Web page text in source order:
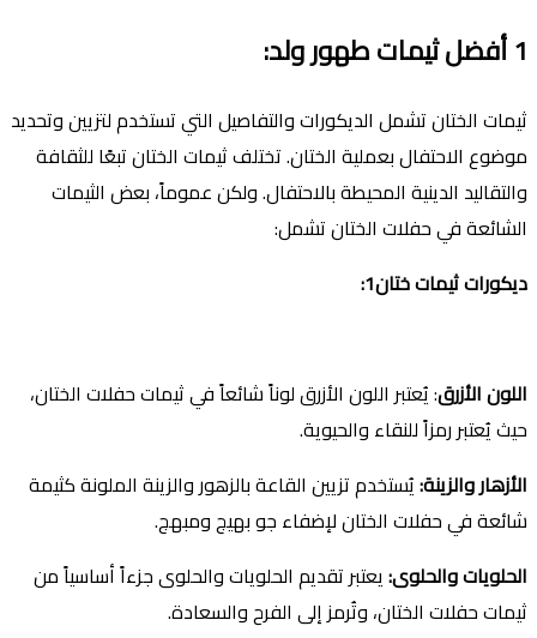
1أفضل ثيمات طهور ولد:
ثيمات الختان تشمل الديكورات والتفاصيل التي تستخدم لتزيين وتحديد
موضوع الاحتفال بعملية الختان. تختلف ثيمات الختان تبعًا للثقافة
والتقاليد الدينية المحيطة بالاحتفال. ولكن عموماً، بعض الثيمات
الشائعة في حفلات الختان تشمل:
ديكورات ثيمات ختان1:
اللون الأزرق: يُعتبر اللون الأزرق لوناً شائعاً في ثيمات حفلات الختان،
حيث يُعتبر رمزاً للنقاء والحيوية.
الأزهار والزينة:يُستخدم تزيين القاعة بالزهور والزينة الملونة كثيمة
شائعة في حفلات الختان لإضفاء جو بهيج ومبهج.
الحلويات والحلوى: يعتبر تقديم الحلويات والحلوى جزءاً أساسياً من
ثيمات حفلات الختان، وتُرمز إلى الفرح والسعادة.